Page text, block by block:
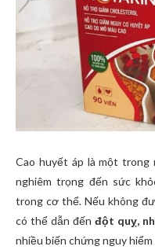
Cao huyết áp là một trong
nghiêm trọng đến sức
trong cơ thể. Nếu không
có thể dẫn đến đột quỵ,
nhiều biến chứng nguy hiểm